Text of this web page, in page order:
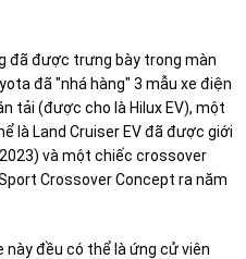
đã được trưng bày trong màn
đã "nhá hàng" 3 mẫu xe điện
tải (được cho là Hilux EV), một
là Land Cruiser EV đã được giới
và một chiếc crossover
Crossover Concept ra năm
này đều có thể là ứng cử viên